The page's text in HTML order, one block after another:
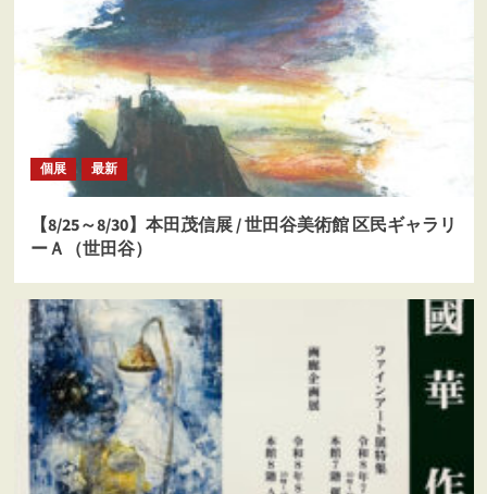
個展 最新
【8/25～8/30】本田茂信展 / 世田谷美術館 区民ギャラリ
ーＡ（世田谷）